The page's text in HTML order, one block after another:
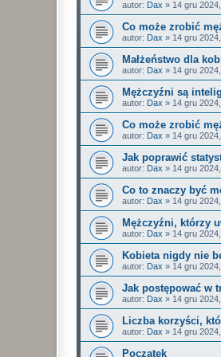
autor: Dax » 14 gru
Co może zrobić
autor: Dax » 14 gru
Małżeństwo dla
autor: Dax » 14 gru
Mężczyźni są
autor: Dax » 14 gru
Co może zrobić
autor: Dax » 14 gru
Jak poprawić
autor: Dax » 14 gru
Co to znaczy być
autor: Dax » 14 gru
Mężczyźni, którzy
autor: Dax » 14 gru
Kobieta nigdy nie
autor: Dax » 14 gru
Jak postępować w
autor: Dax » 14 gru
Liczba korzyści,
autor: Dax » 14 gru
Początek